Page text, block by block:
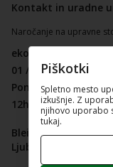
Kontakt in uradne
Naročanje na upravne
ekosklad@ekosklad.si
01 / 241 48 20
Ponedeljek, sreda
12h - 14h
Bleiweisova cesta 30
Ljubljana, vložišče,
Piškotki
Spletno mesto
izkušnje. Z
njihovo uporabo
tukaj.